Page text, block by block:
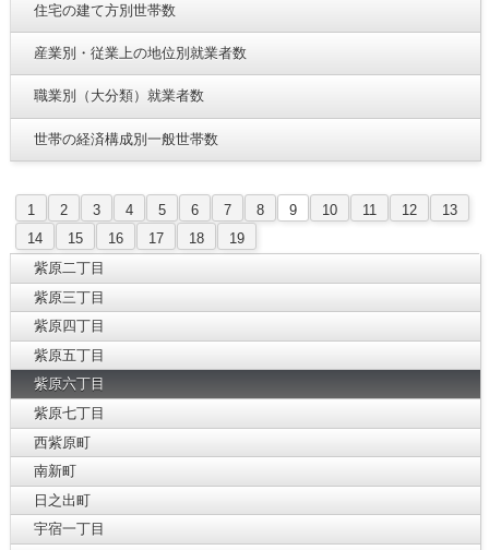
住宅の建て方別世帯数
産業別・従業上の地位別就業者数
職業別（大分類）就業者数
世帯の経済構成別一般世帯数
1 2 3 4 5 6 7 8 9 10 11 12
13
14
15 16 17 18
19
紫原二丁目
紫原三丁目
紫原四丁目
紫原五丁目
紫原六丁目
紫原七丁目
西紫原町
南新町
日之出町
宇宿一丁目